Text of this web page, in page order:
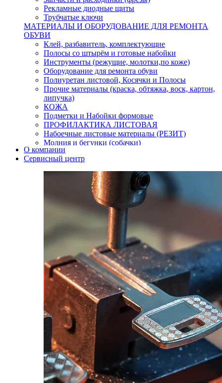
Рекламные диодные щиты
Трубчатые ключи
МАТЕРИАЛЫ И ОБОРУДОВАНИЕ ДЛЯ РЕМОНТА
ОБУВИ
Клей, разбавитель, комплектующие
Полосы со штырём и готовые набойки
Инструменты (режущие, молотки,по коже)
Оборудование для ремонта обуви
Полиуретан листовой, Косячки и Полосы
Прочие материалы (краска, обтяжка, воск, картон,
липучка)
КОЖА
Подметки и Набойки формовые
ПРОФИЛАКТИКА ЛИСТОВАЯ
Набоечные листовые материалы (РЕЗИТ)
Молния и бегунки (собачки)
Нитки,иглы-шило,крючки.
Уход и косметика для обуви
Кнопки (магнитые,кобурные)
Пряжки для ремня
О компании
Сервисный центр